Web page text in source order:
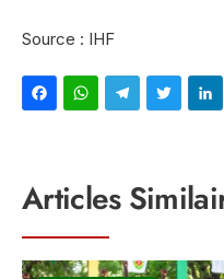
Source : IHF
Facebook
Articles